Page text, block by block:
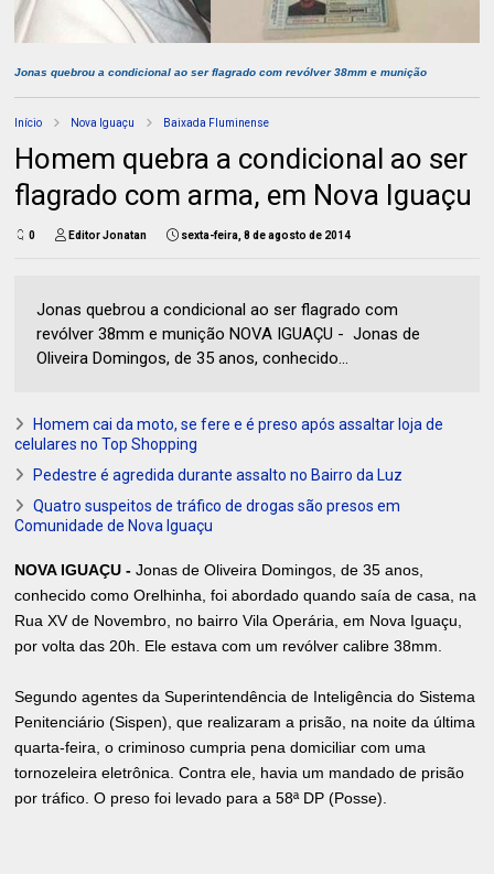
Jonas quebrou a condicional ao ser flagrado com revólver 38mm e munição
Início Nova Iguaçu Baixada Fluminense
Homem quebra a condicional ao ser
flagrado com arma, em Nova Iguaçu
0 Editor Jonatan sexta-feira, 8 de agosto de 2014
Jonas quebrou a condicional ao ser flagrado com
revólver 38mm e munição NOVA IGUAÇU - Jonas de
Oliveira Domingos, de 35 anos, conhecido...
Homem cai da moto, se fere e é preso após assaltar loja de
celulares no Top Shopping
Pedestre é agredida durante assalto no Bairro da Luz
Quatro suspeitos de tráfico de drogas são presos em
Comunidade de Nova Iguaçu
NOVA IGUAÇU -Jonas de Oliveira Domingos, de 35 anos,
conhecido como Orelhinha, foi abordado quando saía de casa, na
Rua XV de Novembro, no bairro Vila Operária, em Nova Iguaçu,
por volta das 20h. Ele estava com um revólver calibre 38mm.
Segundo agentes da Superintendência de Inteligência do Sistema
Penitenciário (Sispen), que realizaram a prisão, na noite da última
quarta-feira, o criminoso cumpria pena domiciliar com uma
tornozeleira eletrônica. Contra ele, havia um mandado de prisão
por tráfico. O preso foi levado para a 58ª DP (Posse).